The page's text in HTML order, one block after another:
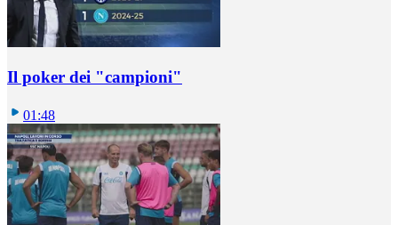
Il poker dei "campioni"
01:48